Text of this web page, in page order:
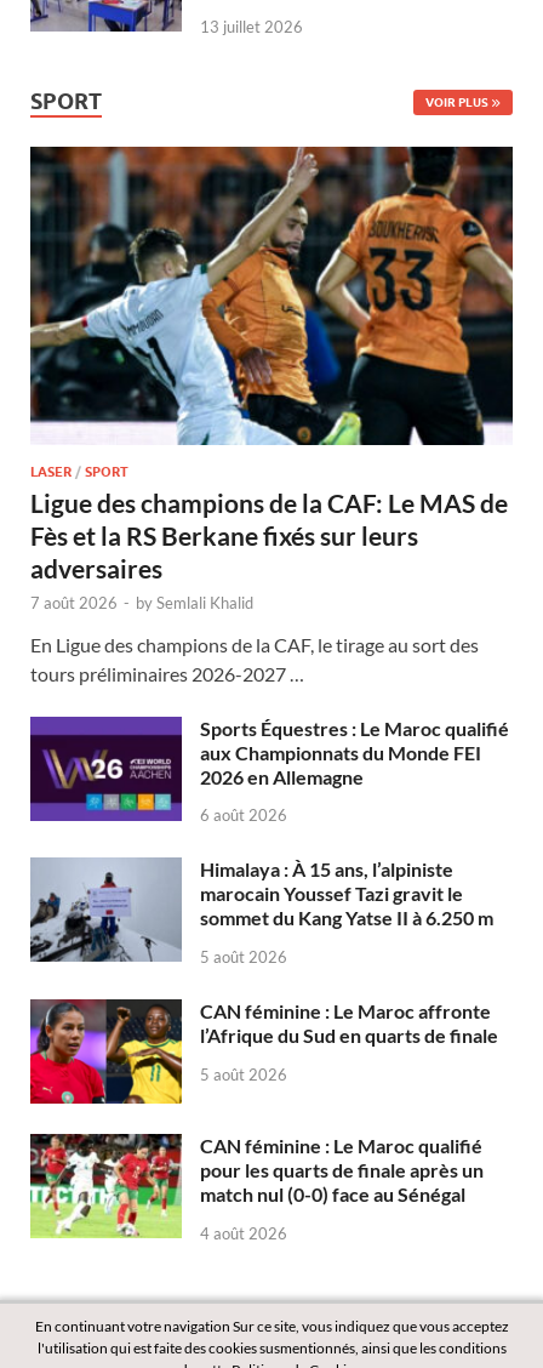
13 juillet 2026
SPORT VOIR PLUS
LASER / SPORT
Ligue des champions de la CAF: Le MAS de
Fès et la RS Berkane fixés sur leurs
adversaires
7 août 2026 - bySemlali Khalid
En Ligue des champions de la CAF, le tirage au sort des
tours préliminaires 2026-2027 …
Sports Équestres : Le Maroc qualifié
aux Championnats du Monde FEI
2026 en Allemagne
6 août 2026
Himalaya : À 15 ans, l’alpiniste
marocain Youssef Tazi gravit le
sommet du Kang Yatse II à 6.250 m
5 août 2026
CAN féminine : Le Maroc affronte
l’Afrique du Sud en quarts de finale
5 août 2026
CAN féminine : Le Maroc qualifié
pour les quarts de finale après un
match nul (0-0) face au Sénégal
4 août 2026
En continuant votre navigation Sur ce site, vous indiquez que vous acceptez
l'utilisation qui est faite des cookies susmentionnés, ainsi que les conditions